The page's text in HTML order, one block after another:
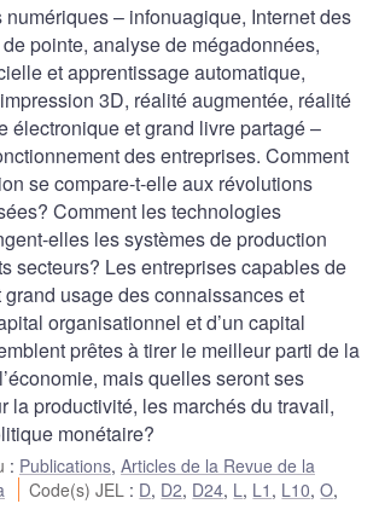
– infonuagique, Internet des
pointe, analyse de mégadonnées,
et apprentissage automatique,
3D, réalité augmentée, réalité
électronique et grand livre partagé –
des entreprises. Comment
se compare-t-elle aux révolutions
Comment les technologies
elles les systèmes de production
secteurs? Les entreprises capables de
grand usage des connaissances et
organisationnel et d’un capital
prêtes à tirer le meilleur parti de la
mais quelles seront ses
la productivité, les marchés du travail,
monétaire?
: Publications, Articles de la Revue de la
Code(s) JEL : D, D2, D24, L , L1 , L10,O,